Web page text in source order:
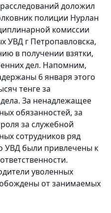
доложил
полиции Нурлан
комиссии
УВД г Петропавловска,
в получении взятки,
дел. Напомним,
6 января этого
тенге за
За ненадлежащее
обязанностей, за
за служебной
сотрудников ряд
УВД были привлечены к
уволенных
от занимаемых